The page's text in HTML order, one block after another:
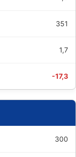
351
1,7
-17,3
300